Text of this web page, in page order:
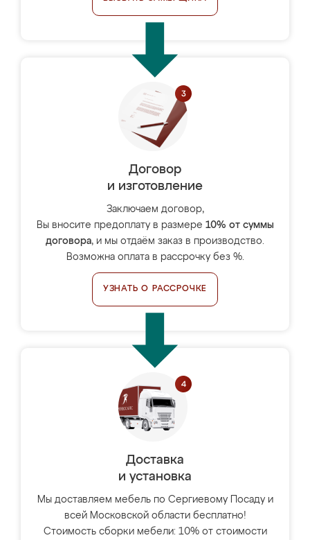
Договор
и изготовление
Заключаем договор,
Вы вносите предоплату в размере 10% от суммы
договора, и мы отдаём заказ в производство.
Возможна оплата в рассрочку без %.
УЗНАТЬ О РАССРОЧКЕ
Доставка
и установка
Мы доставляем мебель по Сергиевому Посаду и
всей Московской области бесплатно!
Стоимость сборки мебели: 10% от стоимости